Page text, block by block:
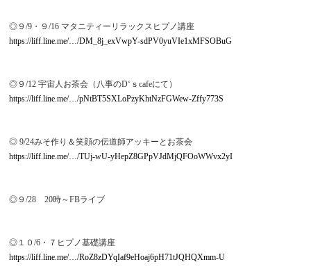
◎９/9・９/16 マタニティーリラックスヒプノ講座
https://liff.line.me/…/DM_8j_exVwpY-sdPV0yuVIe1xMFSOBuG
◎９/12 宇宙人お茶会（八事のD‘ｓcafeにて）
https://liff.line.me/…/pNtBT5SXLoPzyKhtNzFGWew-Zffy773S
◎ 9/24みそ作り＆笑顔の伝道師アッキーとお茶会
https://liff.line.me/…/TUj-wU-yHepZ8GPpVJdMjQFOoWWvx2yI
◎９/28 20時～FBライブ
◎１０/6・７ヒプノ基礎講座
https://liff.line.me/…/RoZ8zDYqIaf9eHoaj6pH71tJQHQXmm-U